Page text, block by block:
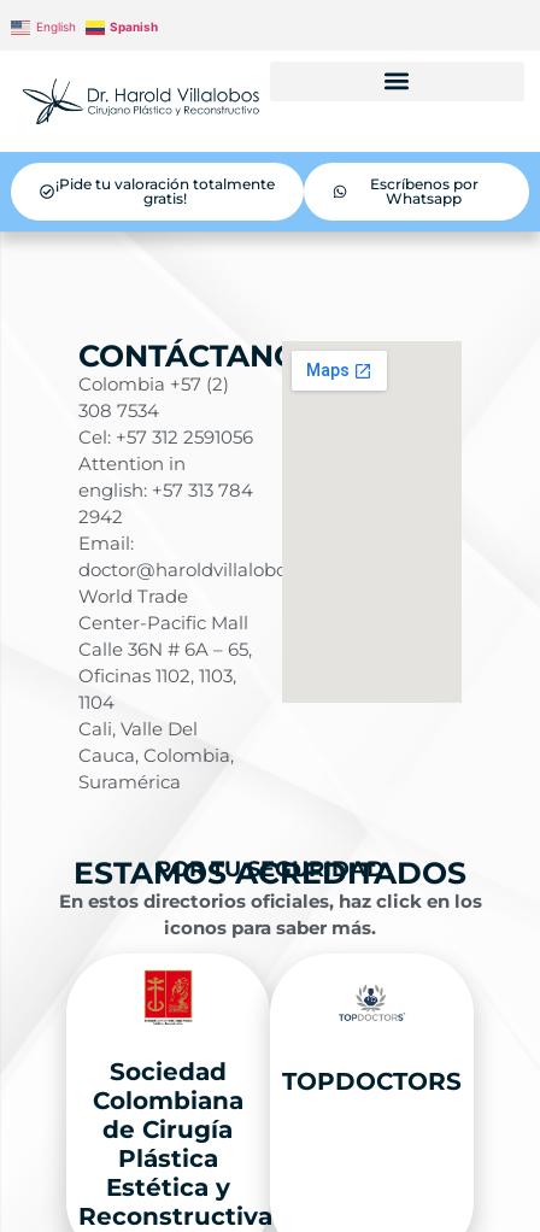
English Spanish
¡Pide tu valoración totalmente
gratis!
Escríbenos por
Whatsapp
CONTÁCTANOS
Colombia +57 (2)
308 7534
Cel: +57 312 2591056
Attention in
english: +57 313 784
2942
Email:
doctor@haroldvillalobos.co
World Trade
Center-Pacific Mall
Calle 36N # 6A – 65,
Oficinas 1102, 1103,
1104
Cali, Valle Del
Cauca, Colombia,
Suramérica
POR TU SEGURIDAD
ESTAMOS ACREDITADOS
En estos directorios oficiales, haz click en los
iconos para saber más.
Sociedad
Colombiana
de Cirugía
Plástica
Estética y
Reconstructiva
TOPDOCTORS